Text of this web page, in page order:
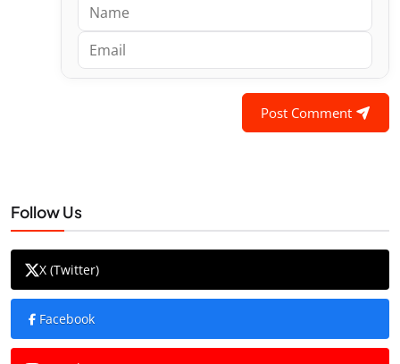
Post Comment
Follow Us
X (Twitter)
Facebook